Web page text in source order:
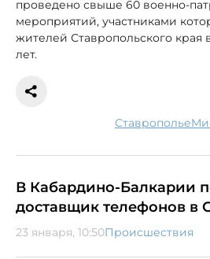
проведено свыше 60 военно-
мероприятий, участниками
жителей Ставропольского края
лет.
Ставрополье
В Кабардино-Балкарии
доставщик телефонов в
23 января, 10:50Происшествия